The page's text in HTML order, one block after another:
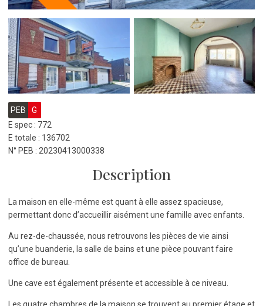
PEB
G
E spec : 772
E totale : 136702
N° PEB : 20230413000338
Description
La maison en elle-même est quant à elle assez spacieuse,
permettant donc d’accueillir aisément une famille avec enfants.
Au rez-de-chaussée, nous retrouvons les pièces de vie ainsi
qu’une buanderie, la salle de bains et une pièce pouvant faire
office de bureau.
Une cave est également présente et accessible à ce niveau.
Les quatre chambres de la maison se trouvent au premier étage et